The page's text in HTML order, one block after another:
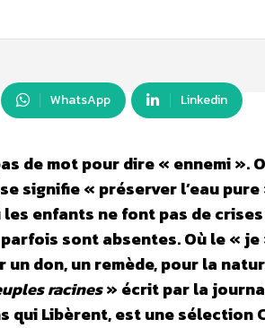
WhatsApp Linkedin
de mot pour dire « ennemi ».
signifie « préserver l’eau pure
enfants ne font pas de
sont absentes. Où le « je
un don, un remède, pour la
racines» écrit par la
qui Libèrent, est une sélection